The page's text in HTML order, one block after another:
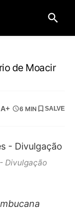
de Moacir
A+ 6 MIN SALVE
Divulgação